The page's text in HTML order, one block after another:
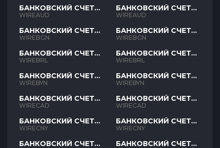
БАНКОВСКИЙ СЧЕТ
AUD
WIREAUD
БАНКОВСКИЙ СЧЕТ
BGN
WIREBGN
БАНКОВСКИЙ СЧЕТ
BRL
WIREBRL
БАНКОВСКИЙ СЧЕТ
BYN
WIREBYN
БАНКОВСКИЙ СЧЕТ
CAD
WIRECAD
БАНКОВСКИЙ СЧЕТ
CNY
WIRECNY
БАНКОВСКИЙ СЧЕТ
БАНКОВСКИЙ СЧЕТ
AUD
WIREAUD
БАНКОВСКИЙ СЧЕТ
BGN
WIREBGN
БАНКОВСКИЙ СЧЕТ
BRL
WIREBRL
БАНКОВСКИЙ СЧЕТ
BYN
WIREBYN
БАНКОВСКИЙ СЧЕТ
CAD
WIRECAD
БАНКОВСКИЙ СЧЕТ
CNY
WIRECNY
БАНКОВСКИЙ СЧЕТ